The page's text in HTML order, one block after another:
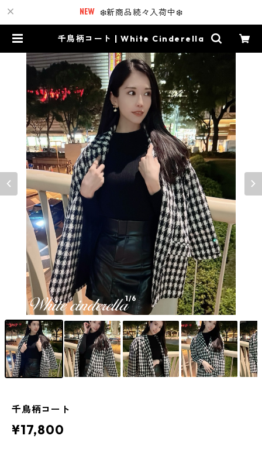
❄️新商品続々入荷中❄️
千鳥柄コート | White Cinderella
1/6
千鳥柄コート
¥17,800